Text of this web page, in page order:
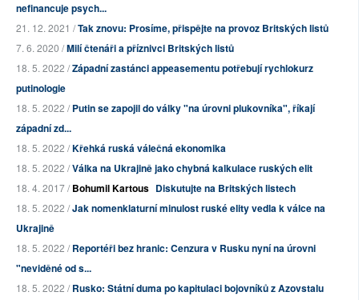
nefinancuje psych...
21. 12. 2021 /Tak znovu: Prosíme, přispějte na provoz Britských listů
7. 6. 2020 /Milí čtenáři a příznivci Britských listů
18. 5. 2022 /Západní zastánci appeasementu potřebují rychlokurz
putinologie
18. 5. 2022 /Putin se zapojil do války "na úrovni plukovníka", říkají
západní zd...
18. 5. 2022 /Křehká ruská válečná ekonomika
18. 5. 2022 /Válka na Ukrajině jako chybná kalkulace ruských elit
18. 4. 2017 /Bohumil Kartous Diskutujte na Britských listech
18. 5. 2022 /Jak nomenklaturní minulost ruské elity vedla k válce na
Ukrajině
18. 5. 2022 /Reportéři bez hranic: Cenzura v Rusku nyní na úrovni
"neviděné od s...
18. 5. 2022 /Rusko: Státní duma po kapitulaci bojovníků z Azovstalu